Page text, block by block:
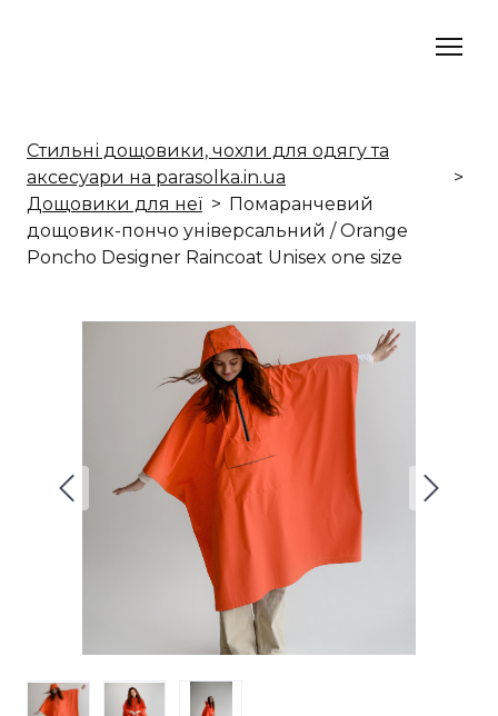
Стильні дощовики, чохли для одягу та
аксесуари на parasolka.in.ua
Дощовики для неї
Помаранчевий
дощовик-пончо універсальний / Orange
Poncho Designer Raincoat Unisex one size